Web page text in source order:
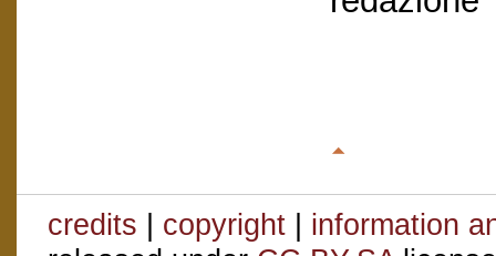
credits | copyright | information